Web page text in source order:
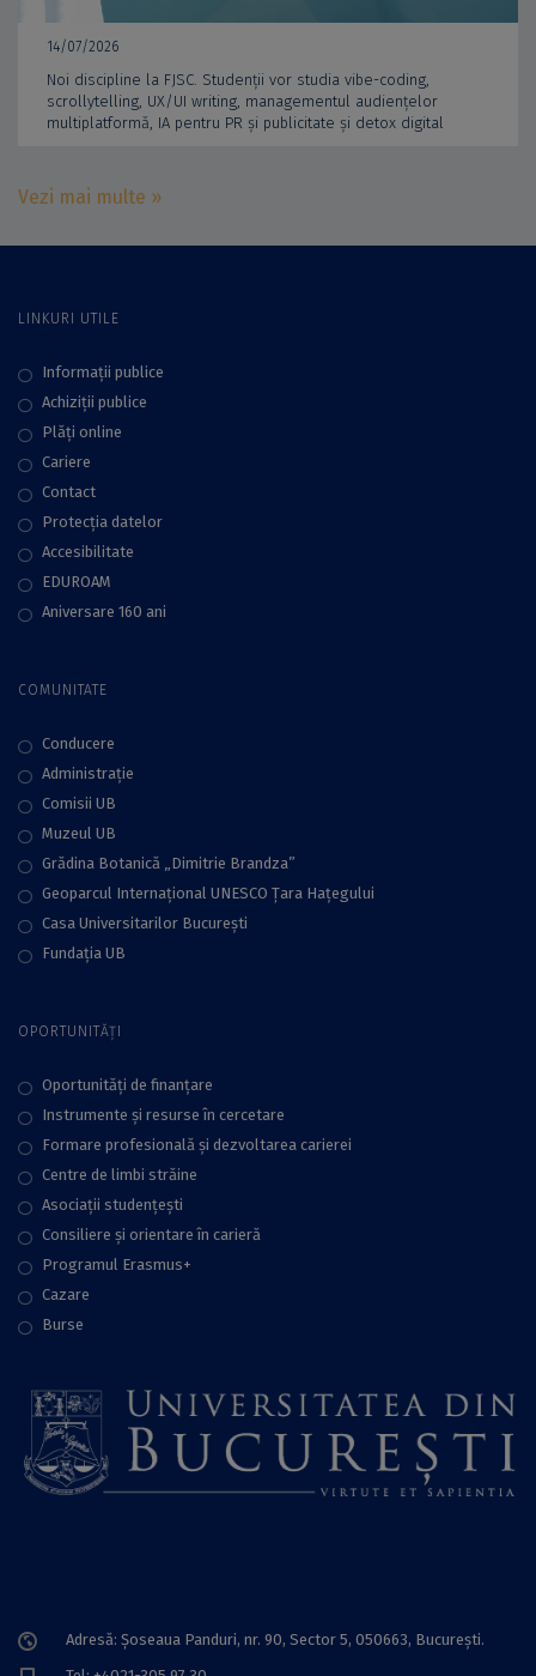
14/07/2026
Noi discipline la FJSC. Studenții vor studia vibe-coding,
scrollytelling, UX/UI writing, managementul audiențelor
multiplatformă, IA pentru PR și publicitate și detox digital
Vezi mai multe »
LINKURI UTILE
Informații publice
Achiziții publice
Plăţi online
Cariere
Contact
Protecţia datelor
Accesibilitate
EDUROAM
Aniversare 160 ani
COMUNITATE
Conducere
Administraţie
Comisii UB
Muzeul UB
Grădina Botanică „Dimitrie Brandza”
Geoparcul Internațional UNESCO Țara Hațegului
Casa Universitarilor București
Fundaţia UB
OPORTUNITĂȚI
Oportunități de finanțare
Instrumente și resurse în cercetare
Formare profesională și dezvoltarea carierei
Centre de limbi străine
Asociații studențești
Consiliere şi orientare în carieră
Programul Erasmus+
Cazare
Burse
Adresă: Șoseaua Panduri, nr. 90, Sector 5, 050663, Bucureşti.